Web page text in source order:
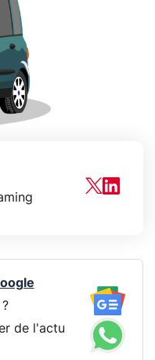
de l'actu